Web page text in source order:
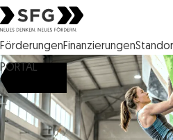
Steirische
FörderungenFinanzierungen
PORTAL